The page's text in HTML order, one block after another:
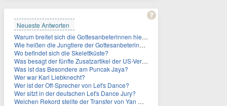
Neueste Antworten
Warum breitet sich die Gottesanbeterinnen hierzulande immer weiter aus?
Wie heißen die Jungtiere der Gottesanbeterinnen?
Wo befindet sich die Skelettküste?
Was besagt der fünfte Zusatzartikel der US-Verfassung, auf den sich Fauci berief?
Was ist das Besondere am Puncak Jaya?
Wer war Karl Liebknecht?
Wer ist der Off-Sprecher von Let's Dance?
Wer sitzt in der deutschen Let's Dance Jury?
Welchen Rekord stellte der Transfer von Yan Diomande zudem auf?